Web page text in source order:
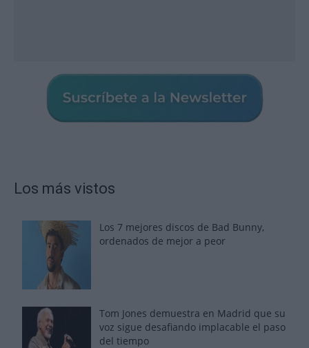
Los más vistos
Los 7 mejores discos de Bad Bunny,
ordenados de mejor a peor
Tom Jones demuestra en Madrid que su
voz sigue desafiando implacable el paso
del tiempo